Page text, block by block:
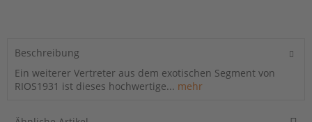
Beschreibung
Ein weiterer Vertreter aus dem exotischen Segment von
RIOS1931 ist dieses hochwertige... mehr